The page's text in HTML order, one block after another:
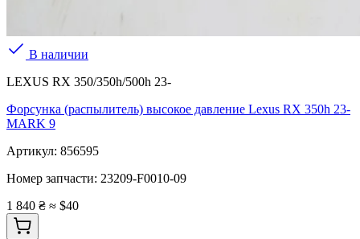
В наличии
LEXUS RX 350/350h/500h 23-
Форсунка (распылитель) высокое давление Lexus RX 350h 23-
MARK 9
Артикул: 856595
Номер запчасти: 23209-F0010-09
1 840 ₴ ≈ $40